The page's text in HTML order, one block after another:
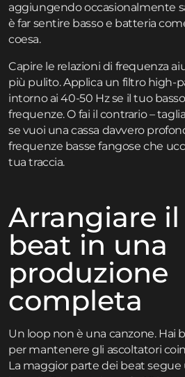
aggiungendo occasionalmente
è far sentire basso e batteria
coesa.
Capire le relazioni di frequenza
più pulito. Applica un filtro high-
intorno ai 40-50 Hz se il tuo
frequenze. O fai il contrario –
se vuoi una cassa davvero
frequenze basse fangose che
tua traccia.
Arrangiare
beat in una
produzione
completa
Un loop non è una canzone. Hai
per mantenere gli ascoltatori
La maggior parte dei beat